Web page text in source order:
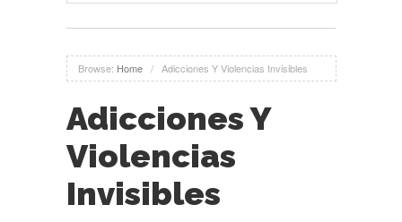
Browse: Home / Adicciones Y Violencias Invisibles
Adicciones Y
Violencias
Invisibles